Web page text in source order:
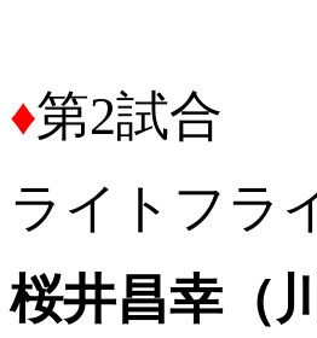
♦第2試合
ライトフラ
桜井昌幸（